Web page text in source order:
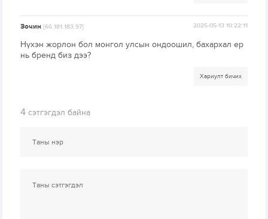
Зочин[66.181.183.97] 2025-05-13 10:22:11
Нүхэн жорлон бол монгол улсын ондоошил, бахархал ер
нь бренд биз дээ?
Хариулт бичих
4 сэтгэгдэл байна